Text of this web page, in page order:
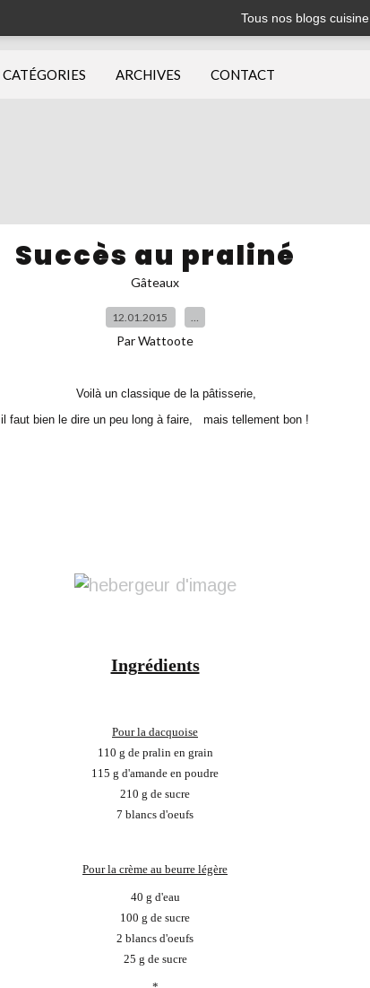
Tous nos blogs cuisine
CATÉGORIES ARCHIVES CONTACT
Succès au praliné
Gâteaux
12.01.2015 …
Par Wattoote
Voilà un classique de la pâtisserie,
il faut bien le dire un peu long à faire, mais tellement bon !
Ingrédients
Pour la dacquoise
110 g de pralin en grain
115 g d'amande en poudre
210 g de sucre
7 blancs d'oeufs
Pour la crème au beurre légère
40 g d'eau
100 g de sucre
2 blancs d'oeufs
25 g de sucre